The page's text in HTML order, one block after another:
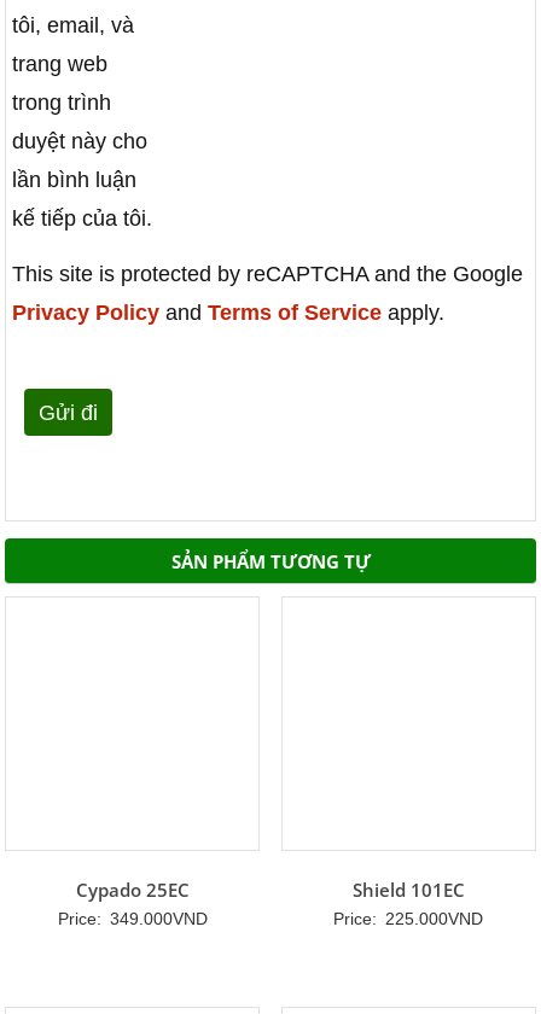
tôi, email, và
trang web
trong trình
duyệt này cho
lần bình luận
kế tiếp của tôi.
This site is protected by reCAPTCHA and the Google
Privacy Policy andTerms of Service apply.
SẢN PHẨM TƯƠNG TỰ
Cypado 25EC
Price: 349.000VND
Shield 101EC
Price: 225.000VND